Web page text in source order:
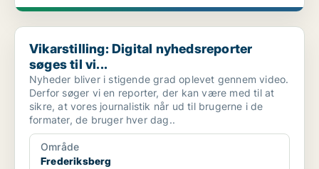
Vikarstilling: Digital nyhedsreporter søges til vi...
Vikarstilling: Digital nyhedsreporter
søges til vi...
Nyheder bliver i stigende grad oplevet gennem video.
Derfor søger vi en reporter, der kan være med til at
sikre, at vores journalistik når ud til brugerne i de
formater, de bruger hver dag..
Område
Frederiksberg